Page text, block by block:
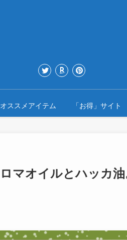
オススメアイテム 「お得」サイト
マオイルとハッカ